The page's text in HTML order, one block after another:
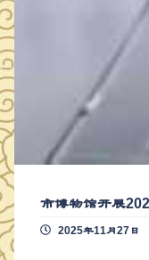
市博物馆开展
2025年11月27日